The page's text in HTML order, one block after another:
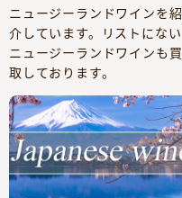
ニュージーランドワインを紹
介しています。リストにない
ニュージーランドワインも買
取しております。